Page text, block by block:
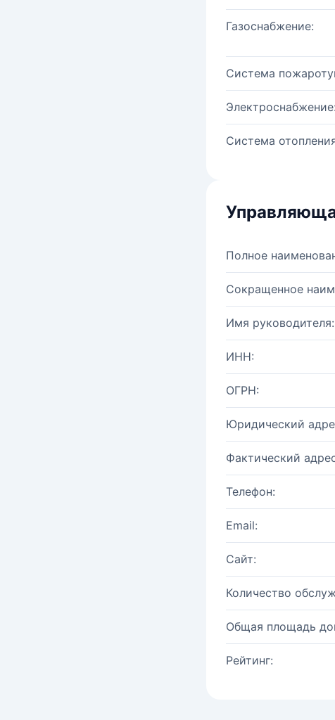
Газоснабжение:
Система
Электроснабжение:
Система
Полное
Сокращенное
Имя руководителя:
ИНН:
ОГРН:
Юридический
Фактический
Телефон:
Email:
Сайт:
Количество
Общая площадь
Рейтинг: